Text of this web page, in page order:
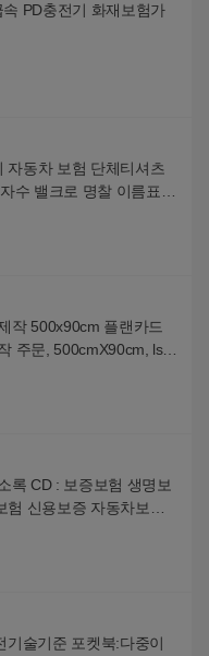
PD충전기 화재보험가
자동차 보험 단체티셔츠
수 밸크로 명찰 이름표,
작 500x90cm 플랜카드
주문, 500cmX90cm, lsrb
록 CD : 보증보험 생명보
신용보증 자동차보험
관리 자산운용 등..., 전
콘텐츠에그 편집
기술기준 포켓북:다중이